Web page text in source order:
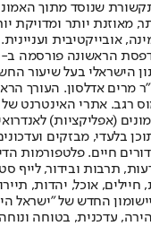
שנוסד מתוך
מאוזנת יותר ומדויקת
אובייקטיבית
הישראלי בעל שיעור
מרים אדלסון. העורך
רגב. אתרי האינטרנט
בלעדי, מבזקים
חיים. פלטפורמות
תרבות ובידור, לייף
החדש של "ישראל
עדכנית, בטוחה